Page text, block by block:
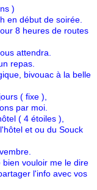
)
en début de soirée.
8 heures de routes
attendra.
repas.
bivouac à la belle
( fixe ),
par moi.
( 4 étoiles ),
et ou du Souck
vouloir me le dire
l'info avec vos